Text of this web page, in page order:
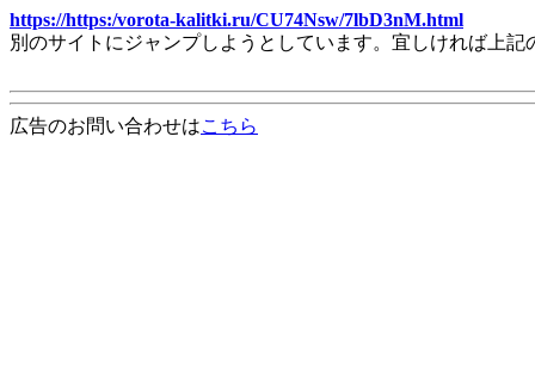
https://https:/vorota-kalitki.ru/CU74Nsw/7lbD3nM.html
別のサイトにジャンプしようとしています。宜しければ上
広告のお問い合わせはこちら